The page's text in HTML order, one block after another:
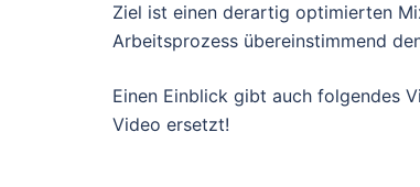
Ziel ist einen derartig optimierten
Arbeitsprozess übereinstimmend
Einen Einblick gibt auch folgendes
Video ersetzt!